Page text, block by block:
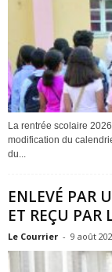
La rentrée scolaire
modification du
du...
ENLEVÉ PAR
ET REÇU PAR
Le Courrier - 9 août